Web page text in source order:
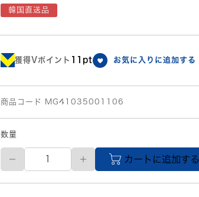
韓国直送品
獲得Vポイント 11pt お気に入りに追加する
商品コード MG41035001106
数量
【メ
カ
ー
カートに追加する